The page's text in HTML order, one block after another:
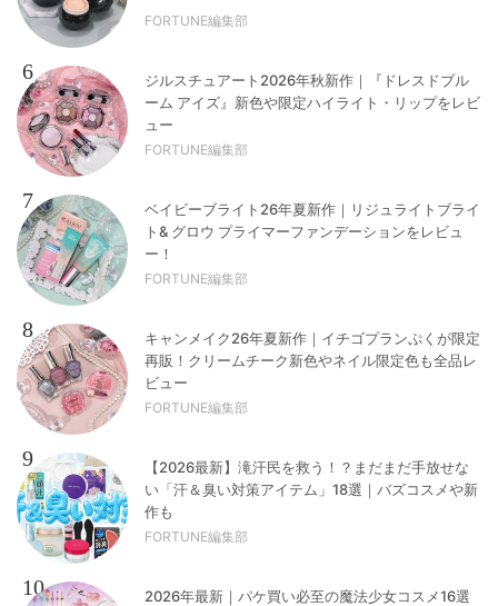
FORTUNE編集部
6
ジルスチュアート2026年秋新作｜『ドレスドブル
ーム アイズ』新色や限定ハイライト・リップをレビ
ュー
FORTUNE編集部
7
ベイビーブライト26年夏新作｜リジュライトブライ
ト& グロウ プライマーファンデーションをレビュ
ー！
FORTUNE編集部
8
キャンメイク26年夏新作｜イチゴプランぷくが限定
再販！クリームチーク新色やネイル限定色も全品レ
ビュー
FORTUNE編集部
9
【2026最新】滝汗民を救う！？まだまだ手放せな
い「汗＆臭い対策アイテム」18選｜バズコスメや新
作も
FORTUNE編集部
10
2026年最新｜パケ買い必至の魔法少女コスメ16選